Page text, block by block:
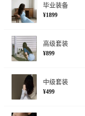
毕业装备
¥1899
高级套装
¥899
中级套装
¥499